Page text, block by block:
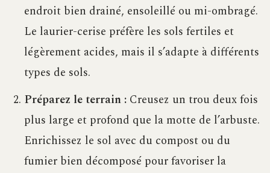
endroit bien drainé, ensoleillé ou mi-ombragé.
Le laurier-cerise préfère les sols fertiles et
légèrement acides, mais il s’adapte à différents
types de sols.
Préparez le terrain : Creusez un trou deux fois
plus large et profond que la motte de l’arbuste.
Enrichissez le sol avec du compost ou du
fumier bien décomposé pour favoriser la